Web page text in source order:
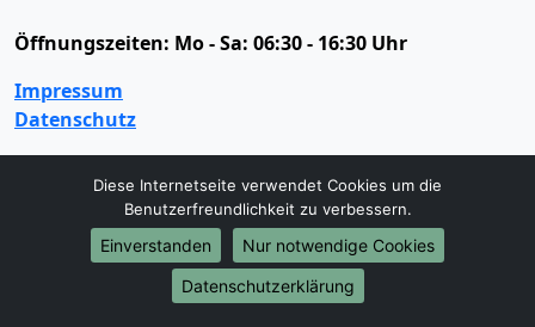
Öffnungszeiten: Mo - Sa: 06:30 - 16:30 Uhr
Impressum
Datenschutz
Umzugsservice
Umzugsservice Behördenumzug
Büroumzug
Fernumzug
Firmenumzug
Laborumzug
Praxisumzug
Privatumzug
Diese Internetseite verwendet Cookies um die
Benutzerfreundlichkeit zu verbessern.
Einverstanden
Nur notwendige Cookies
Datenschutzerklärung